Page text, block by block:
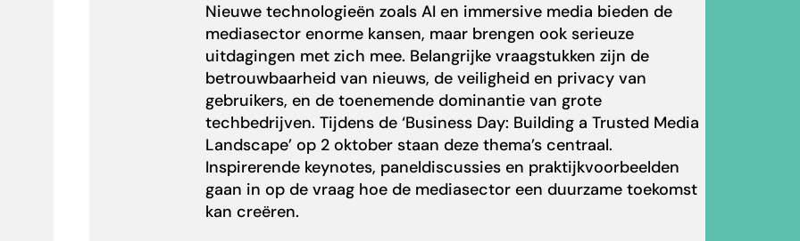
Nieuwe technologieën zoals AI en immersive media bieden de
mediasector enorme kansen, maar brengen ook serieuze
uitdagingen met zich mee. Belangrijke vraagstukken zijn de
betrouwbaarheid van nieuws, de veiligheid en privacy van
gebruikers, en de toenemende dominantie van grote
techbedrijven. Tijdens de ‘Business Day: Building a Trusted Media
Landscape’ op 2 oktober staan deze thema’s centraal.
Inspirerende keynotes, paneldiscussies en praktijkvoorbeelden
gaan in op de vraag hoe de mediasector een duurzame toekomst
kan creëren.